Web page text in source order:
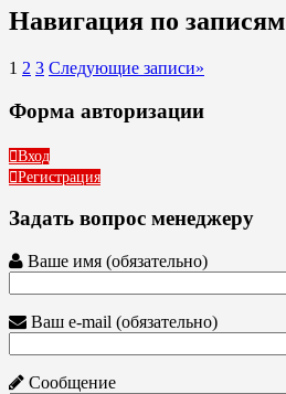
Навигация по записям
1 2 3 Следующие записи»
Форма авторизации
Вход
Регистрация
Задать вопрос менеджеру
Ваше имя (обязательно)
Ваш e-mail (обязательно)
Сообщение